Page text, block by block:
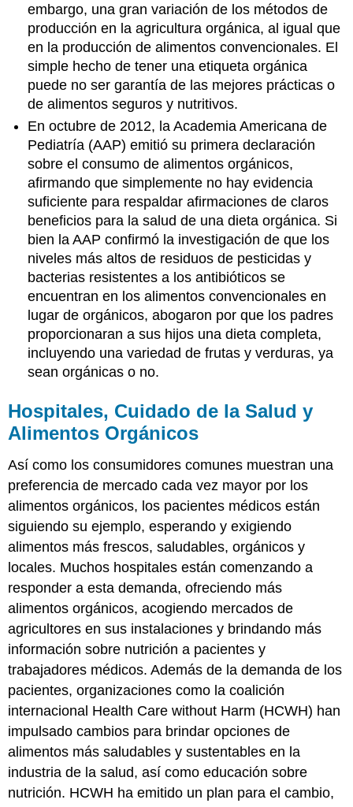
embargo, una gran variación de los métodos de
producción en la agricultura orgánica, al igual que
en la producción de alimentos convencionales. El
simple hecho de tener una etiqueta orgánica
puede no ser garantía de las mejores prácticas o
de alimentos seguros y nutritivos.
En octubre de 2012, la Academia Americana de
Pediatría (AAP) emitió su primera declaración
sobre el consumo de alimentos orgánicos,
afirmando que simplemente no hay evidencia
suficiente para respaldar afirmaciones de claros
beneficios para la salud de una dieta orgánica. Si
bien la AAP confirmó la investigación de que los
niveles más altos de residuos de pesticidas y
bacterias resistentes a los antibióticos se
encuentran en los alimentos convencionales en
lugar de orgánicos, abogaron por que los padres
proporcionaran a sus hijos una dieta completa,
incluyendo una variedad de frutas y verduras, ya
sean orgánicas o no.
Hospitales, Cuidado de la Salud y
Alimentos Orgánicos
Así como los consumidores comunes muestran una
preferencia de mercado cada vez mayor por los
alimentos orgánicos, los pacientes médicos están
siguiendo su ejemplo, esperando y exigiendo
alimentos más frescos, saludables, orgánicos y
locales. Muchos hospitales están comenzando a
responder a esta demanda, ofreciendo más
alimentos orgánicos, acogiendo mercados de
agricultores en sus instalaciones y brindando más
información sobre nutrición a pacientes y
trabajadores médicos. Además de la demanda de los
pacientes, organizaciones como la coalición
internacional Health Care without Harm (HCWH) han
impulsado cambios para brindar opciones de
alimentos más saludables y sustentables en la
industria de la salud, así como educación sobre
nutrición. HCWH ha emitido un plan para el cambio,